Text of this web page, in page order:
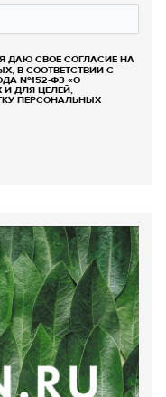
ДАЮ СВОЕ СОГЛАСИЕ НА
В СООТВЕТСТВИИ С
№152-ФЗ «О
ДЛЯ ЦЕЛЕЙ,
ПЕРСОНАЛЬНЫХ